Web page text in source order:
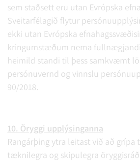
sem staðsett eru utan Evrópska
Sveitarfélagið flytur
ekki utan Evrópska
kringumstæðum nema fullnægjandi
heimild standi til þess samkvæmt
persónuvernd og vinnslu
90/2018.
10. Öryggi upplýsinganna
Rangárþing ytra leitast við að grípa
tæknilegra og skipulegra